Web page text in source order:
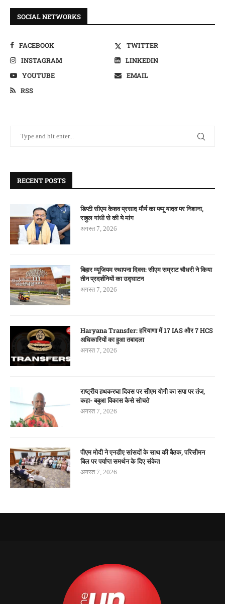
SOCIAL NETWORKS
FACEBOOK
TWITTER
INSTAGRAM
LINKEDIN
YOUTUBE
EMAIL
RSS
RECENT POSTS
डिप्टी सीएम केशव प्रसाद मौर्य का पप्पू यादव पर निशाना,
राहुल गांधी से की ये मांग
अगस्त 7, 2026
बिहार म्यूजियम स्थापना दिवस: सीएम सम्राट चौधरी ने किया
तीन प्रदर्शनियों का उद्घाटन
अगस्त 7, 2026
Haryana Transfer: हरियाणा में 17 IAS और 7 HCS
अधिकारियों का हुआ तबादला
अगस्त 7, 2026
राष्ट्रीय हथकरघा दिवस पर सीएम योगी का सपा पर तंज,
कहा- बबुआ विकास कैसे सोचते
अगस्त 7, 2026
पीएम मोदी ने एनडीए सांसदों के साथ की बैठक, परिसीमन
बिल पर पर्याप्त समर्थन के दिए संकेत
अगस्त 7, 2026